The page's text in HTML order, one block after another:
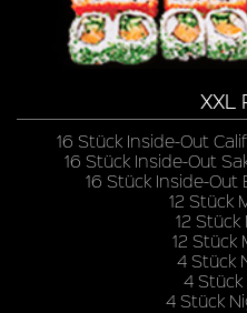
XXL
16 Stück Inside-Out
16 Stück Inside-Out
16 Stück Inside-Out
12 Stück
12 Stück
12 Stück
4 Stück
4 Stück
4 Stück